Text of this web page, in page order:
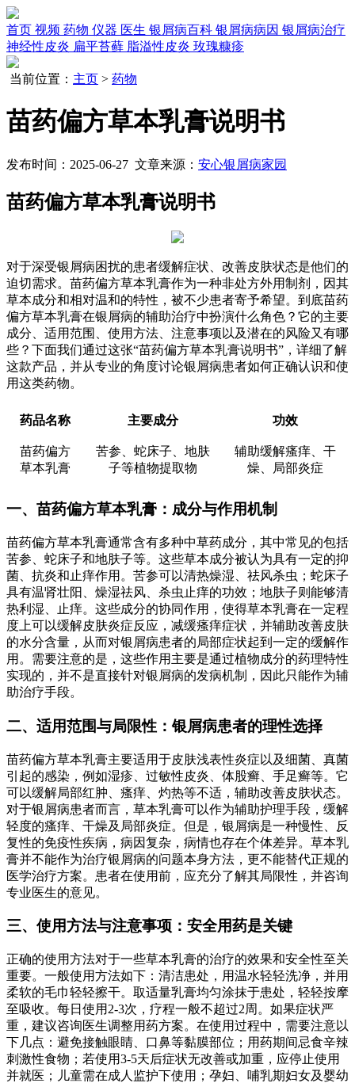
首页 视频 药物 仪器 医生 银屑病百科 银屑病病因 银屑病治疗
神经性皮炎 扁平苔藓 脂溢性皮炎 玫瑰糠疹
当前位置： 主页 > 药物
苗药偏方草本乳膏说明书
发布时间：2025-06-27 文章来源： 安心银屑病家园
苗药偏方草本乳膏说明书
对于深受银屑病困扰的患者缓解症状、改善皮肤状态是他们的
迫切需求。苗药偏方草本乳膏作为一种非处方外用制剂，因其
草本成分和相对温和的特性，被不少患者寄予希望。到底苗药
偏方草本乳膏在银屑病的辅助治疗中扮演什么角色？它的主要
成分、适用范围、使用方法、注意事项以及潜在的风险又有哪
些？下面我们通过这张“苗药偏方草本乳膏说明书”，详细了解
这款产品，并从专业的角度讨论银屑病患者如何正确认识和使
用这类药物。
药品名称 主要成分 功效
苗药偏方
草本乳膏
苦参、蛇床子、地肤
子等植物提取物
辅助缓解瘙痒、干
燥、局部炎症
一、苗药偏方草本乳膏：成分与作用机制
苗药偏方草本乳膏通常含有多种中草药成分，其中常见的包括
苦参、蛇床子和地肤子等。这些草本成分被认为具有一定的抑
菌、抗炎和止痒作用。苦参可以清热燥湿、祛风杀虫；蛇床子
具有温肾壮阳、燥湿祛风、杀虫止痒的功效；地肤子则能够清
热利湿、止痒。这些成分的协同作用，使得草本乳膏在一定程
度上可以缓解皮肤炎症反应，减缓瘙痒症状，并辅助改善皮肤
的水分含量，从而对银屑病患者的局部症状起到一定的缓解作
用。需要注意的是，这些作用主要是通过植物成分的药理特性
实现的，并不是直接针对银屑病的发病机制，因此只能作为辅
助治疗手段。
二、适用范围与局限性：银屑病患者的理性选择
苗药偏方草本乳膏主要适用于皮肤浅表性炎症以及细菌、真菌
引起的感染，例如湿疹、过敏性皮炎、体股癣、手足癣等。它
可以缓解局部红肿、瘙痒、灼热等不适，辅助改善皮肤状态。
对于银屑病患者而言，草本乳膏可以作为辅助护理手段，缓解
轻度的瘙痒、干燥及局部炎症。但是，银屑病是一种慢性、反
复性的免疫性疾病，病因复杂，病情也存在个体差异。草本乳
膏并不能作为治疗银屑病的问题本身方法，更不能替代正规的
医学治疗方案。患者在使用前，应充分了解其局限性，并咨询
专业医生的意见。
三、使用方法与注意事项：安全用药是关键
正确的使用方法对于一些草本乳膏的治疗的效果和安全性至关
重要。一般使用方法如下：清洁患处，用温水轻轻洗净，并用
柔软的毛巾轻轻擦干。取适量乳膏均匀涂抹于患处，轻轻按摩
至吸收。每日使用2-3次，疗程一般不超过2周。如果症状严
重，建议咨询医生调整用药方案。在使用过程中，需要注意以
下几点：避免接触眼睛、口鼻等黏膜部位；用药期间忌食辛辣
刺激性食物；若使用3-5天后症状无改善或加重，应停止使用
并就医；儿童需在成人监护下使用；孕妇、哺乳期妇女及婴幼